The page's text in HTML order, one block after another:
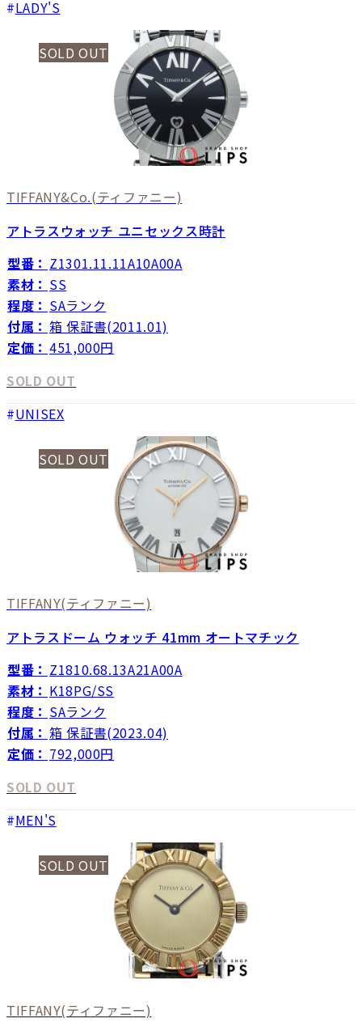
LADY'S
SOLD OUT
TIFFANY&Co.(ティファニー)
アトラスウォッチ ユニセックス時計
型番： Z1301.11.11A10A00A
素材： SS
程度： SAランク
付属： 箱 保証書(2011.01)
定価： 451,000円
SOLD OUT
UNISEX
SOLD OUT
TIFFANY(ティファニー)
アトラスドーム ウォッチ 41mm オートマチック
型番： Z1810.68.13A21A00A
素材： K18PG/SS
程度： SAランク
付属： 箱 保証書(2023.04)
定価： 792,000円
SOLD OUT
MEN'S
SOLD OUT
TIFFANY(ティファニー)